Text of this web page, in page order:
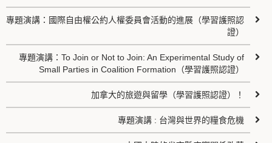
專題演講：國際自由權公約人權委員會活動的進展（學習護照認
證）
專題演講：To Join or Not to Join: An Experimental Study of
Small Parties in Coalition Formation（學習護照認證）
加拿大的旅遊與留學（學習護照認證）！
專題演講 : 台灣與世界的糧食危機